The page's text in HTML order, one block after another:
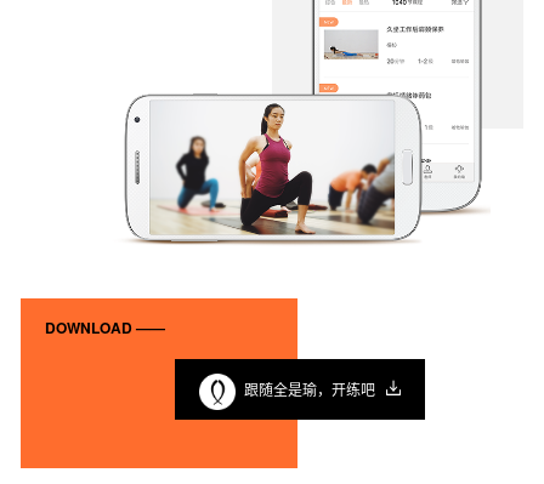
DOWNLOAD ——
跟随全是瑜，开练吧